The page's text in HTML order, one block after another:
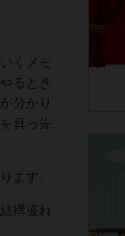
くメモ
るとき
分かり
真っ先
ます。
構疲れ